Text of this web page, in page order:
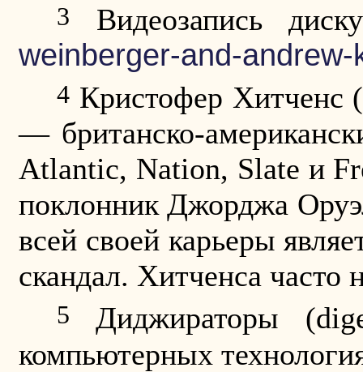
3 Видеозапись
weinberger-and-andrew-
4 Кристофер Хитченс
— британско-
Atlantic, Nation, Slate и
поклонник Джорджа
всей своей карьеры
скандал. Хитченса часто
5
Диджираторы
компьютерных